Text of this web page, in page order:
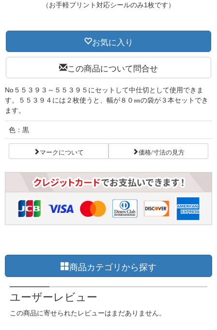
（お手軽プリント対応シールのみ1枚です）
お気に入り
この商品について問合せ
No５５３９３～５５３９５にセットして中仕切として使用できま
す。５５３９４には２枚使うと、幅が８０㎜の袋が３本セットでき
ます。
色：黒
マークについて 価格/寸法の見方
商品カテゴリから探す
ユーザーレビュー
この商品に寄せられたレビューはまだありません。